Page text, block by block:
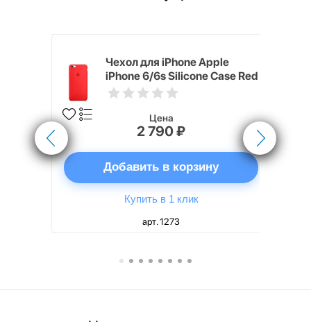
Чехол для iPhone Apple
iPhone 6/6s Silicone Case Red
Цена
2 790 ₽
Добавить в корзину
Купить в 1 клик
арт. 1273